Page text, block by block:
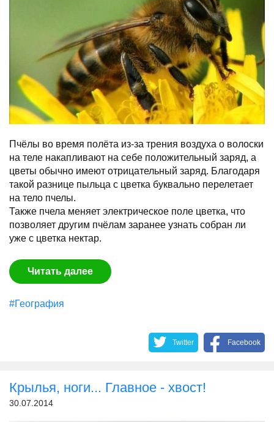
Пчёлы во время полёта из-за трения воздуха о волоски
на теле накапливают на себе положительный заряд, а
цветы обычно имеют отрицательный заряд. Благодаря
такой разнице пыльца с цветка буквально перелетает
на тело пчелы.
Также пчела меняет электрическое поле цветка, что
позволяет другим пчёлам заранее узнать собран ли
уже с цветка нектар.
Читать далее
#География
Twitter Facebook
Крылья, ноги... Главное - хвост!
30.07.2014